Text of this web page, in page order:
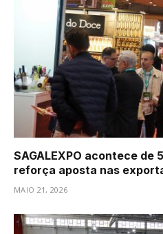
SAGALEXPO acontece de
reforça aposta nas
MAIO 21, 2026